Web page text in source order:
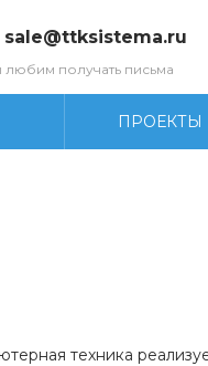
sale@ttksistema.ru
получать письма
ПРОЕКТЫ
техника